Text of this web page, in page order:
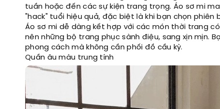
tuần hoặc đến các sự kiện trang trọng. Áo sơ mi
"hack" tuổi hiệu quả, đặc biệt là khi bạn chọn
Áo sơ mi dễ dàng kết hợp với các món thời trang
nên những bộ trang phục sành điệu, sang xịn mịn.
phong cách mà không cần phối đồ cầu kỳ.
Quần âu màu trung tính